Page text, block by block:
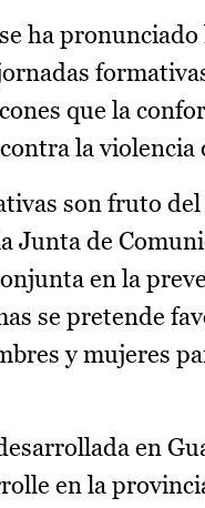
ha
que la
la violencia
son fruto
Junta de
en la
se pretende
y mujeres
en
en la